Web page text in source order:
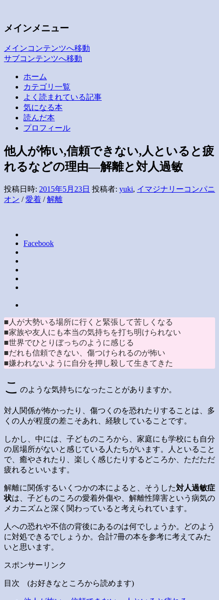
いつも空が見えるから
子どもの疲労と発達・愛着
メインメニュー
メインコンテンツへ移動
サブコンテンツへ移動
ホーム
カテゴリ一覧
よく読まれている記事
気になる本
読んだ本
プロフィール
他人が怖い,信頼できない,人といると疲
れるなどの理由―解離と対人過敏
投稿日時: 2015年5月23日 投稿者: yuki, イマジナリーコンパニ
オン /愛着 /解離
Facebook
■人が大勢いる場所に行くと緊張して苦しくなる
■家族や友人にも本当の気持ちを打ち明けられない
■世界でひとりぼっちのように感じる
■だれも信頼できない、傷つけられるのが怖い
■嫌われないように自分を押し殺して生きてきた
こ のような気持ちになったことがありますか。
対人関係が怖かったり、傷つくのを恐れたりすることは、多
くの人が程度の差こそあれ、経験していることです。
しかし、中には、子どものころから、家庭にも学校にも自分
の居場所がないと感じている人たちがいます。人といること
で、癒やされたり、楽しく感じたりするどころか、ただただ
疲れるといいます。
解離に関係するいくつかの本によると、そうした対人過敏症
状は、子どものころの愛着外傷や、解離性障害という病気の
メカニズムと深く関わっていると考えられています。
人への恐れや不信の背後にあるのは何でしょうか。どのよう
に対処できるでしょうか。合計7冊の本を参考に考えてみた
いと思います。
スポンサーリンク
目次 (お好きなところから読めます)